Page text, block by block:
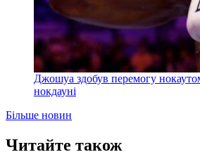
Джошуа здобув перемогу
нокдауні
Більше новин
Читайте також